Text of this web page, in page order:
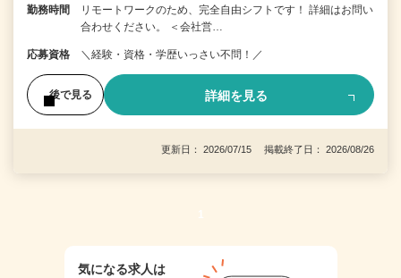
勤務時間
リモートワークのため、完全自由シフトです！ 詳細はお問い
合わせください。 ＜会社営…
応募資格 ＼経験・資格・学歴いっさい不問！／
後で見る 詳細を見る
更新日： 2026/07/15 掲載終了日： 2026/08/26
1
気になる求人は